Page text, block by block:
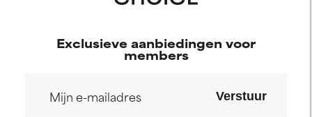
Exclusieve aanbiedingen voor
members
Verstuur